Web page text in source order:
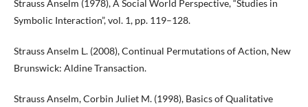
Strauss Anselm (1978), A Social World Perspective, “Studies in
Symbolic Interaction”, vol. 1, pp. 119–128.
Strauss Anselm L. (2008), Continual Permutations of Action, New
Brunswick: Aldine Transaction.
Strauss Anselm, Corbin Juliet M. (1998), Basics of Qualitative